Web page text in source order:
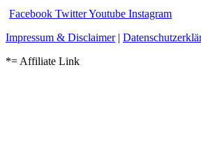
Facebook TwitterYoutube Instagram
Impressum & Disclaimer|
*= Affiliate Link